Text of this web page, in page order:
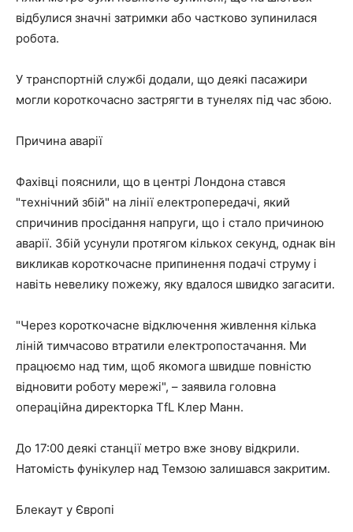
відбулися значні затримки або частково зупинилася
робота.
У транспортній службі додали, що деякі пасажири
могли короткочасно застрягти в тунелях під час збою.
Причина аварії
Фахівці пояснили, що в центрі Лондона стався
"технічний збій" на лінії електропередачі, який
спричинив просідання напруги, що і стало причиною
аварії. Збій усунули протягом кількох секунд, однак він
викликав короткочасне припинення подачі струму і
навіть невелику пожежу, яку вдалося швидко загасити.
"Через короткочасне відключення живлення кілька
ліній тимчасово втратили електропостачання. Ми
працюємо над тим, щоб якомога швидше повністю
відновити роботу мережі", – заявила головна
операційна директорка TfL Клер Манн.
До 17:00 деякі станції метро вже знову відкрили.
Натомість фунікулер над Темзою залишався закритим.
Блекаут у Європі